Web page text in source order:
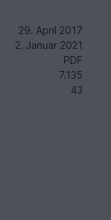
29. April 2017
2. Januar 2021
PDF
7.135
43